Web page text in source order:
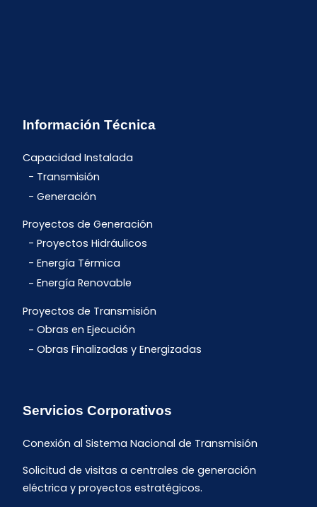
Información Técnica
Capacidad Instalada
Transmisión
Generación
Proyectos de Generación
Proyectos Hidráulicos
Energía Térmica
Energía Renovable
Proyectos de Transmisión
Obras en Ejecución
Obras Finalizadas y Energizadas
Servicios Corporativos
Conexión al Sistema Nacional de Transmisión
Solicitud de visitas a centrales de generación
eléctrica y proyectos estratégicos.